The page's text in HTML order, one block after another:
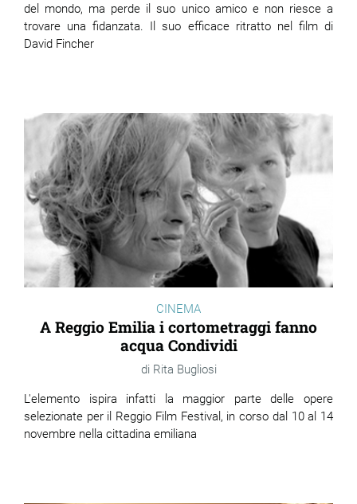
del mondo, ma perde il suo unico amico e non riesce a
trovare una fidanzata. Il suo efficace ritratto nel film di
David Fincher
CINEMA
A Reggio Emilia i cortometraggi fanno
acqua Condividi
Rita Bugliosi
L'elemento ispira infatti la maggior parte delle opere
selezionate per il Reggio Film Festival, in corso dal 10 al 14
novembre nella cittadina emiliana